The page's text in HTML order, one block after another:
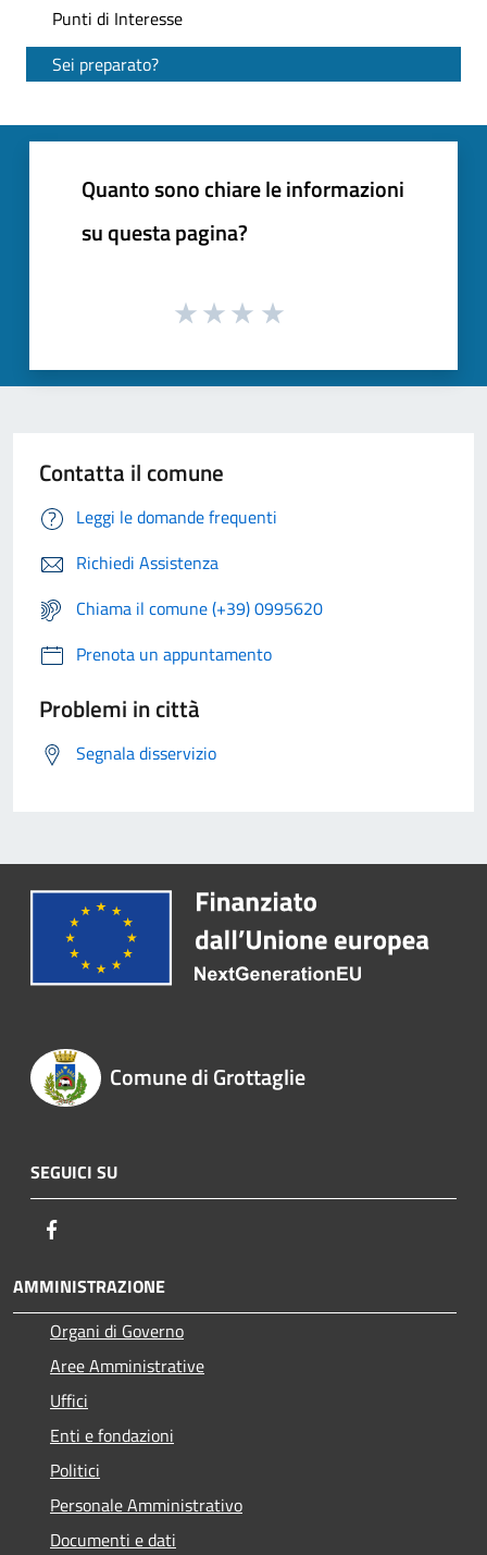
Punti di Interesse
Sei preparato?
Quanto sono chiare le informazioni
su questa pagina?
Contatta il comune
Leggi le domande frequenti
Richiedi Assistenza
Chiama il comune (+39) 0995620
Prenota un appuntamento
Problemi in città
Segnala disservizio
Comune di Grottaglie
SEGUICI SU
AMMINISTRAZIONE
Organi di Governo
Aree Amministrative
Uffici
Enti e fondazioni
Politici
Personale Amministrativo
Documenti e dati